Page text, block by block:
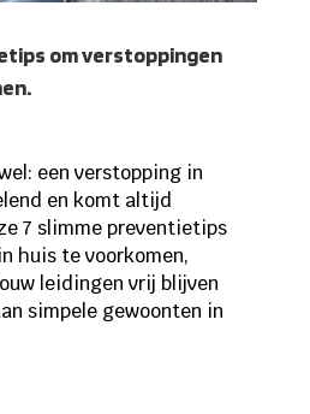
om verstoppingen
een verstopping in
en komt altijd
7 slimme preventietips
huis te voorkomen,
leidingen vrij blijven
simpele gewoonten in